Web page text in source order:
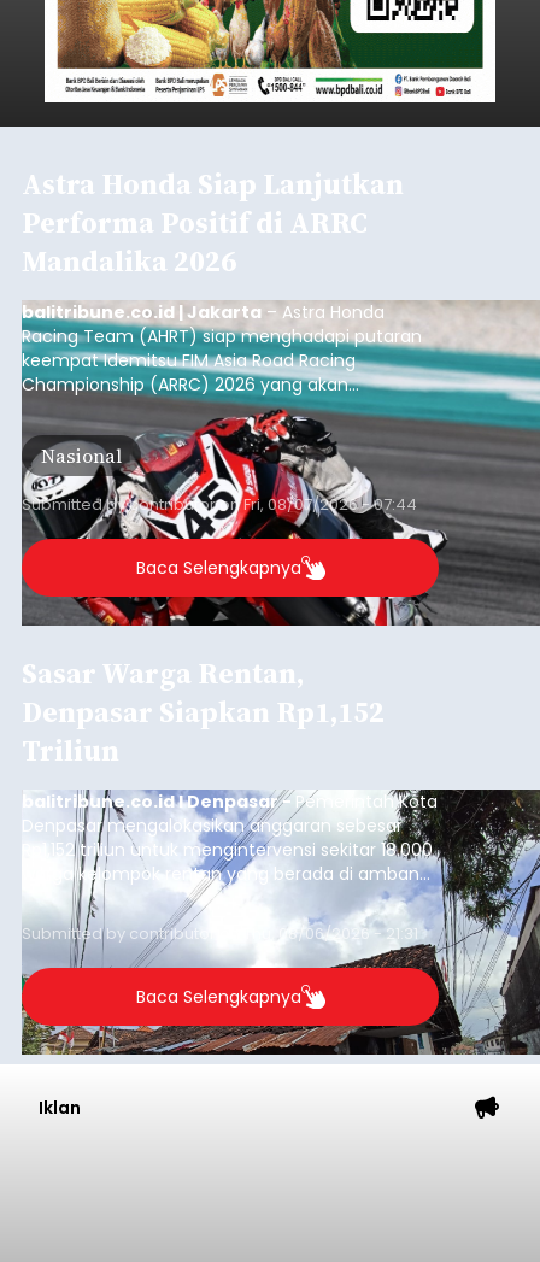
Astra Honda Siap Lanjutkan
Performa Positif di ARRC
Mandalika 2026
balitribune.co.id | Jakarta – Astra Honda
Racing Team (AHRT) siap menghadapi putaran
keempat Idemitsu FIM Asia Road Racing
Championship (ARRC) 2026 yang akan
berlangsung di Pertamina Mandalika
International Circuit, Lombok, Nusa Tenggara
Barat, pada 7–9 Agustus 2026.
Nasional
Submitted bycontributoronFri, 08/07/2026 - 07:44
Baca Selengkapnya
Sasar Warga Rentan,
Denpasar Siapkan Rp1,152
Triliun
balitribune.co.id I Denpasar - Pemerintah Kota
Denpasar mengalokasikan anggaran sebesar
Rp1,152 triliun untuk mengintervensi sekitar 18.000
warga kelompok rentan yang berada di ambang
garis kemiskinan. Langkah strategis ini diambil
guna menjaga masyarakat yang berada pada
kelompok desil 5 dan 6 tersebut agar tidak
merosot ke kategori miskin.
Submitted by contributor Thu, 08/06/2026 - 21:31
Baca Selengkapnya
Iklan